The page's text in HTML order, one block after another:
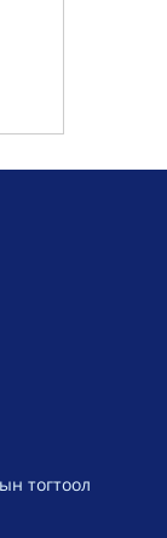
тогтоол